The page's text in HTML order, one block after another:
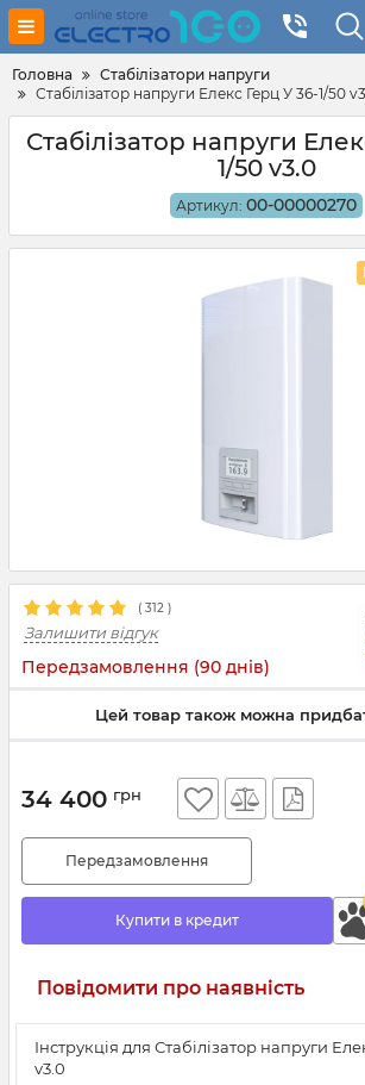
Головна
Стабілізатори напруги
Стабілізатор напруги Елекс Герц У 36-1/50
Стабілізатор напруги
1/50 v3.0
Артикул: 00-00000270
( 312 )
Залишити відгук
Передзамовлення (90 днів)
Цей товар також можна
Інструкція для Стабілізатор напруги
v3.0
34 400 грн
Передзамовлення
Купити в кредит
Повідомити про наявність